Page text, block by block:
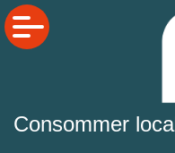
Consommer